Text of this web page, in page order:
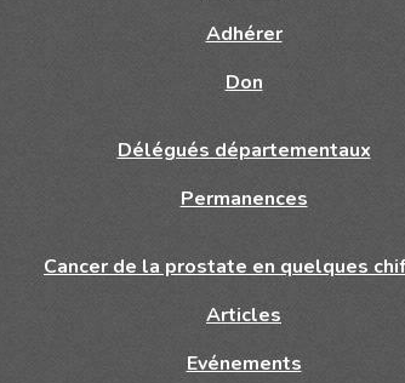
Adhérer
Don
Délégués départementaux
Permanences
Cancer de la prostate en quelques
Articles
Evénements